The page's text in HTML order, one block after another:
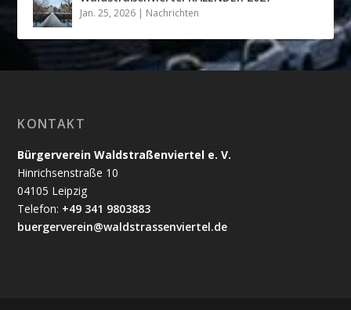
Jan. 25, 2026 | Nachrichten
KONTAKT
Bürgerverein Waldstraßenviertel e. V.
Hinrichsenstraße 10
04105 Leipzig
Telefon: +49 341 9803883
buergerverein@waldstrassenviertel.de